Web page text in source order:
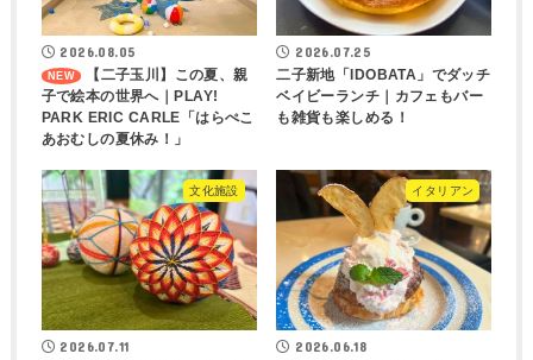
2026.08.05
【二子玉川】この夏、親
子で絵本の世界へ｜PLAY!
PARK ERIC CARLE「はらぺこ
あおむしの夏休み！」
2026.07.25
二子新地「IDOBATA」でダッチ
ベイビーランチ｜カフェもバー
も雑貨も楽しめる！
文化施設
2026.07.11
イタリアン
2026.06.18